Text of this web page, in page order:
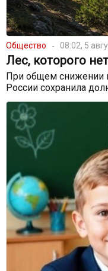
Общество 08:02, 5
Лес, которого
При общем снижении
России сохранила